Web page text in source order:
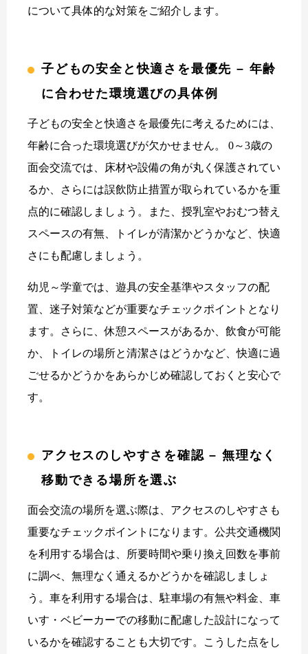
について具体的な対策をご紹介します。
子どもの安全と快適さを最優先 – 年齢
に合わせた環境選びの具体例
子どもの安全と快適さを最優先に考えるためには、
年齢に合った環境選びが欠かせません。 0～3歳の
面会交流では、床材や設備の角が丸く保護されてい
るか、さらには誤飲防止措置が取られているかを重
点的に確認しましょう。また、授乳室やおむつ替え
スペースの有無、トイレが清潔かどうかなど、快適
さにも配慮しましょう。
幼児～学童では、遊具の安全基準やスタッフの配
置、迷子対策などが重要なチェックポイントとなり
ます。さらに、休憩スペースがあるか、飲食が可能
か、トイレの場所と清潔さはどうかなど、快適に過
ごせるかどうかをあらかじめ確認しておくと安心で
す。
アクセスのしやすさを確認 – 無理なく
移動できる場所を選ぶ
面会交流の場所を選ぶ際は、アクセスのしやすさも
重要なチェックポイントになります。公共交通機関
を利用する場合は、所要時間や乗り換え回数を事前
に調べ、無理なく通えるかどうかを確認しましょ
う。車を利用する場合は、駐車場の有無や料金、車
いす・ベビーカーでの移動に配慮した設計になって
いるかを確認することも大切です。こうした点をし